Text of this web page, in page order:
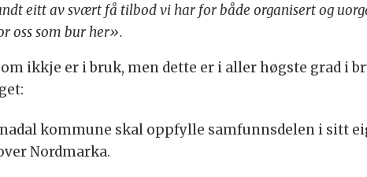
eitt av svært få tilbod vi har for både organisert og
oss som bur her».
ikkje er i bruk, men dette er i aller høgste grad i
kommune skal oppfylle samfunnsdelen i sitt
Nordmarka.